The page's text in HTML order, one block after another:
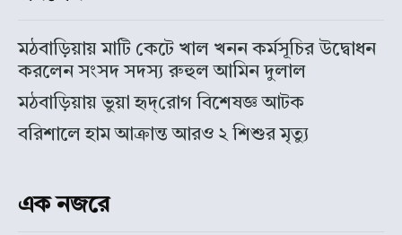
মঠবাড়িয়ায় মাটি কেটে খাল খনন কর্মসূচির উদ্বোধন
করলেন সংসদ সদস্য রুহুল আমিন দুলাল
মঠবাড়িয়ায় ভুয়া হৃদ্‌রোগ বিশেষজ্ঞ আটক
বরিশালে হাম আক্রান্ত আরও ২ শিশুর মৃত্যু
এক নজরে